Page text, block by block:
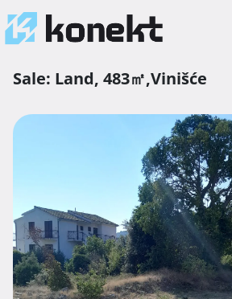
Sale: Land, 483㎡,Vinišće